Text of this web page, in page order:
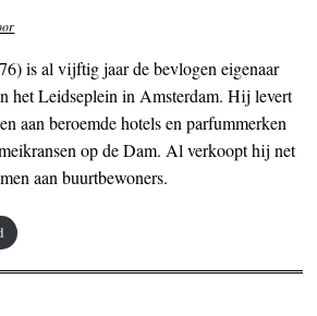
is al vijftig jaar de bevlogen eigenaar
het Leidseplein in Amsterdam. Hij levert
aan beroemde hotels en parfummerken
op de Dam. Al verkoopt hij net
aan buurtbewoners.